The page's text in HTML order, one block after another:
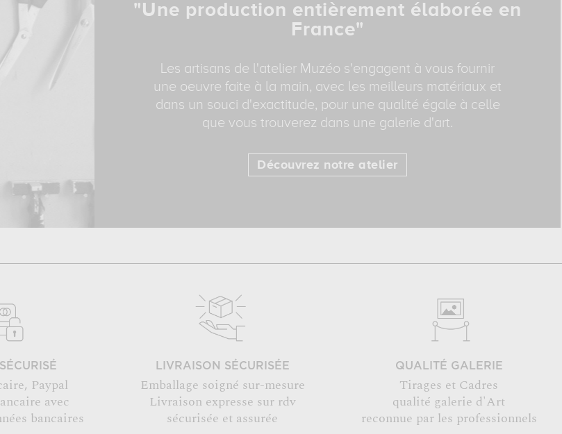
"Une production entièrement élaborée en
France"
Les artisans de l'atelier Muzéo s'engagent à vous fournir
une oeuvre faite à la main, avec les meilleurs matériaux et
dans un souci d'exactitude, pour une qualité égale à celle
que vous trouverez dans une galerie d'art.
Découvrez notre atelier
Paypal
avec
bancaires
LIVRAISON SÉCURISÉE
Emballage soigné sur-mesure
Livraison expresse sur rdv
sécurisée et assurée
QUALITÉ GALERIE
Tirages et Cadres
qualité galerie d'Art
reconnue par les professionnels